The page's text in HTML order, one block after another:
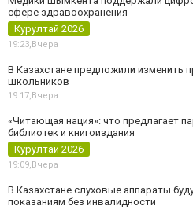
сфере здравоохранения
Курултай 2026
19:23,Вчера
В Казахстане предложили изменить
школьников
19:17,Вчера
«Читающая нация»: что предлагает
библиотек и книгоиздания
Курултай 2026
19:09,Вчера
В Казахстане слуховые аппараты
показаниям без инвалидности